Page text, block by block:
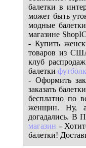
балетки в
может быть
модные
магазине
- Купить
товаров из
клуб
балетки
- Оформить
заказать
бесплатно по
женщин. Ну, а
догадались. В
магазин -
балетки!